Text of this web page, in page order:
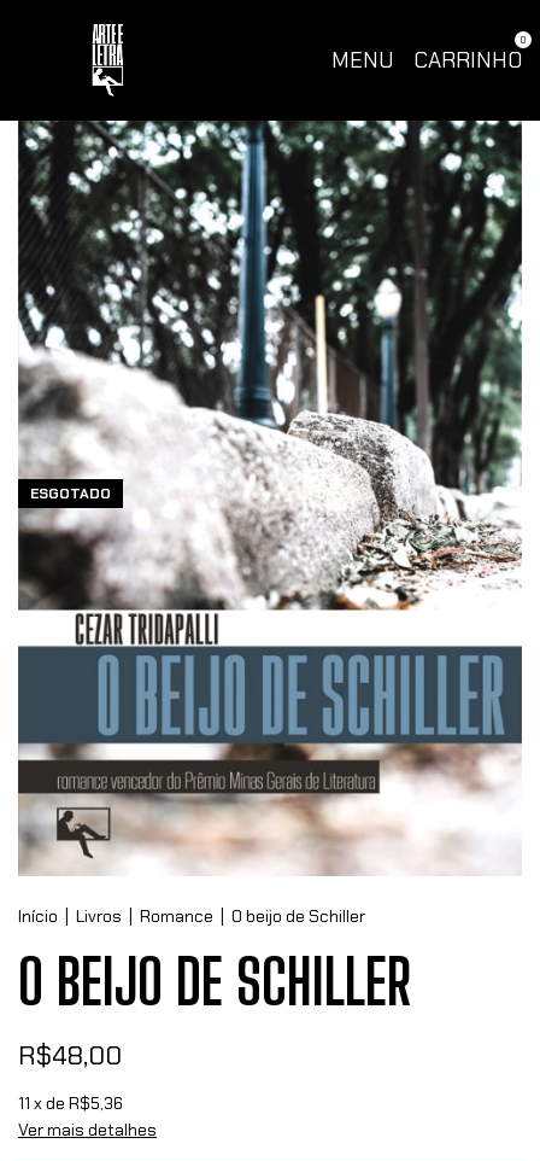
MENU CARRINHO
0
ESGOTADO
Início Livros Romance O beijo de Schiller
O BEIJO DE SCHILLER
R$48,00
11 x de R$5,36
Ver mais detalhes